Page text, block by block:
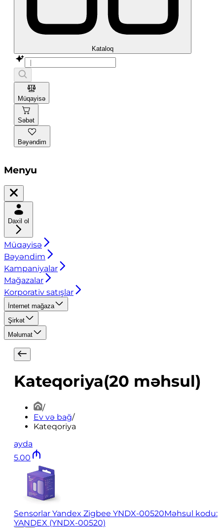
Kataloq
Müqayisə
Səbət
Bəyəndim
Menyu
Daxil ol
Müqayisə
Bəyəndim
Kampaniyalar
Mağazalar
Korporativ satışlar
İnternet mağaza
Şirkət
Məlumat
Kateqoriya(20 məhsul)
/
Ev və bağ/
Kateqoriya
ayda
5.00
Sensorlar Yandex Zigbee YNDX-00520Məhsul kodu:
YANDEX (YNDX-00520)